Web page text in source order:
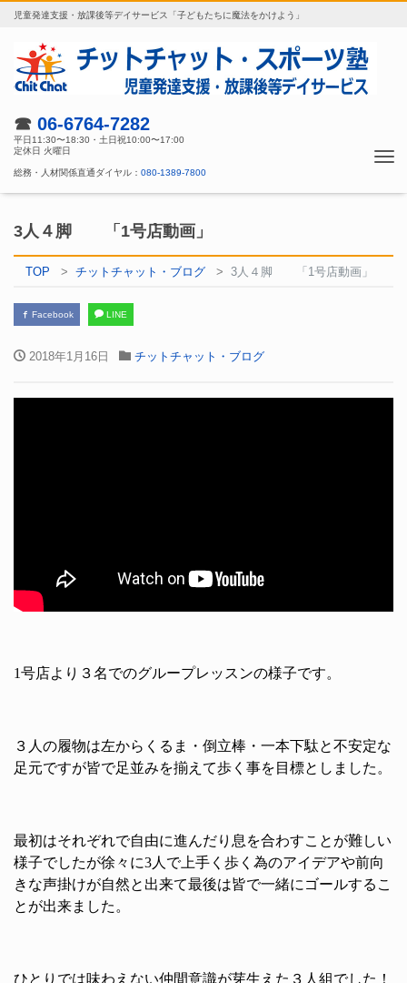
児童発達支援・放課後等デイサービス「子どもたちに魔法をかけよう」
☎ 06-6764-7282
平日11:30〜18:30・土日祝10:00〜17:00
定休日 火曜日
総務・人材関係直通ダイヤル： 080-1389-7800
3人４脚 「1号店動画」
TOP チットチャット・ブログ 3人４脚 「1号店動画」
Facebook LINE
2018年1月16日 チットチャット・ブログ
1号店より３名でのグループレッスンの様子です。
３人の履物は左からくるま・倒立棒・一本下駄と不安定な
足元ですが皆で足並みを揃えて歩く事を目標としました。
最初はそれぞれで自由に進んだり息を合わすことが難しい
様子でしたが徐々に3人で上手く歩く為のアイデアや前向
きな声掛けが自然と出来て最後は皆で一緒にゴールするこ
とが出来ました。
ひとりでは味わえない仲間意識が芽生えた３ 人組でした！